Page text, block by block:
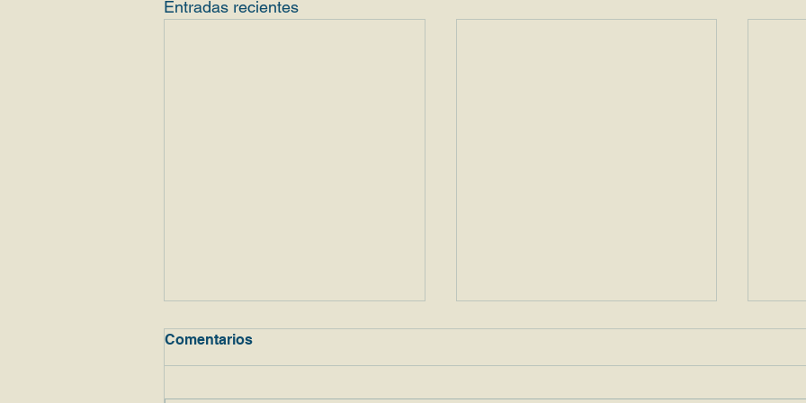
Entradas recientes
Comentarios